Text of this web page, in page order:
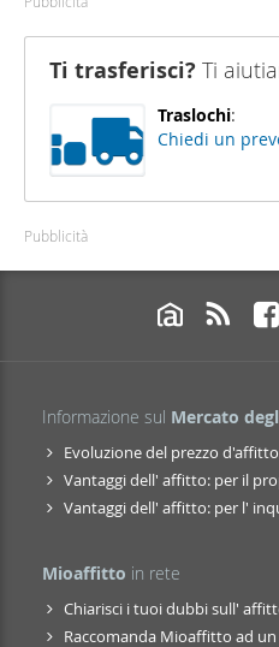
Ti trasferisci? Ti
Traslochi:
Chiedi un
Pubblicità
Informazione sul Mercato
Evoluzione del prezzo d'affitto
Vantaggi dell' affitto: per il
Vantaggi dell' affitto: per l'
Mioaffitto in rete
Chiarisci i tuoi dubbi sull'
Raccomanda Mioaffitto ad